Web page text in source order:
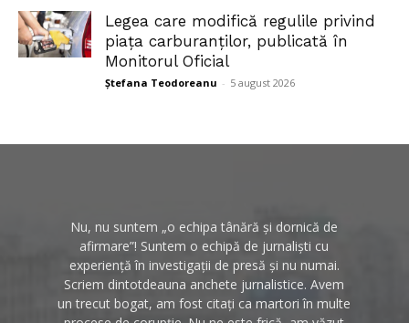
Legea care modifică regulile privind
piața carburanților, publicată în
Monitorul Oficial
Ștefana Teodoreanu - 5 august 2026
Nu, nu suntem „o echipa tânără și dornică de
afirmare”! Suntem o echipă de jurnaliști cu
experiență în investigații de presă și nu numai.
Scriem dintotdeauna anchete jurnalistice. Avem
un trecut bogat, am fost citați ca martori în multe